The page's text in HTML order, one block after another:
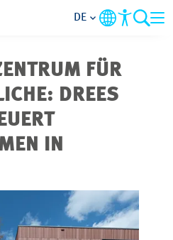
FOKUS
DE
FÜR
DREES
IN K